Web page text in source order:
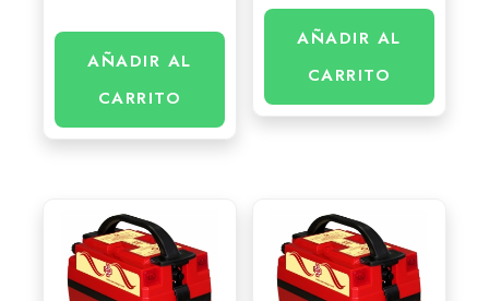
AÑADIR AL
CARRITO
AÑADIR AL
CARRITO